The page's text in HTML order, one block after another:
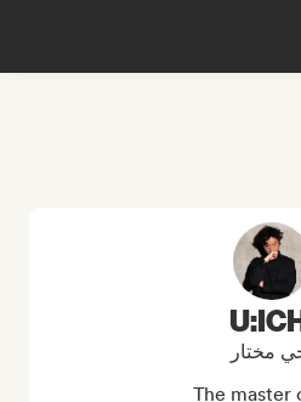
مختار